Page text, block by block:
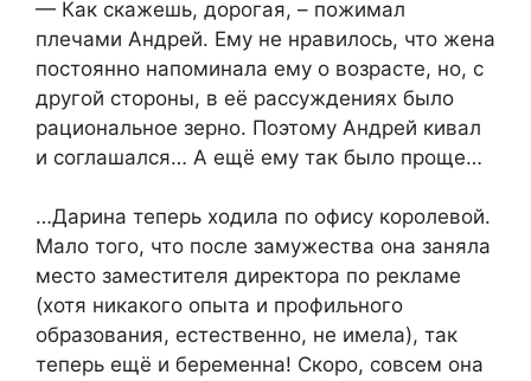
— Как скажешь, дорогая, – пожимал
плечами Андрей. Ему не нравилось, что жена
постоянно напоминала ему о возрасте, но, с
другой стороны, в её рассуждениях было
рациональное зерно. Поэтому Андрей кивал
и соглашался… А ещё ему так было проще…
…Дарина теперь ходила по офису королевой.
Мало того, что после замужества она заняла
место заместителя директора по рекламе
(хотя никакого опыта и профильного
образования, естественно, не имела), так
теперь ещё и беременна! Скоро, совсем она